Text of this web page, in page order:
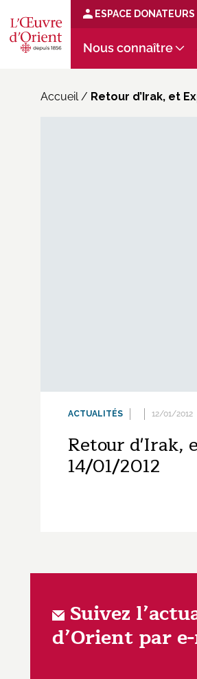
ESPACE DONATEURS
Nous connaître
Accueil/ Retour d’Irak, et
ACTUALITÉS 12/01/2012
Retour d'Irak,
14/01/2012
Suivez
d’Orient par